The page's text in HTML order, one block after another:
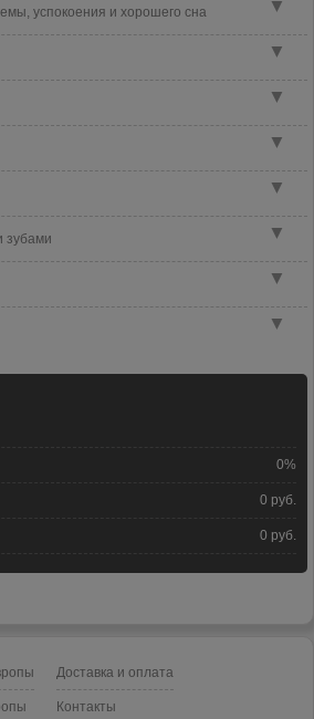
▼
успокоения и хорошего сна
▼
▼
▼
▼
▼
зубами
▼
▼
0%
0 руб.
0 руб.
Доставка и оплата
Контакты